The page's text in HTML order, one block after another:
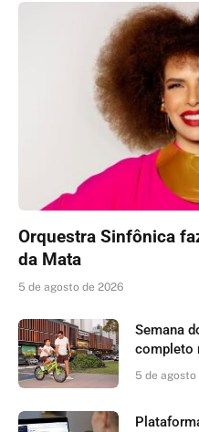
Orquestra Sinfônica
da Mata
5 de agosto de 2026
Semana
completo
5 de agosto